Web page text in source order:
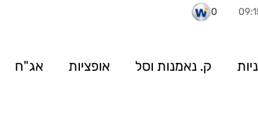
0
ק. נאמנות וסל אופציות אג"ח
resource (current value: 500) in
/var/www/
wp-content/plugins/config/